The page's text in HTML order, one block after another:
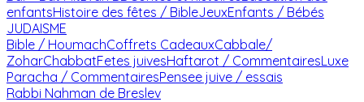
enfantsHistoire des fêtes / BibleJeuxEnfants / Bébés
JUDAISME
Bible / HoumachCoffrets CadeauxCabbale/
ZoharChabbatFetes juivesHaftarot / CommentairesLuxe
Paracha / CommentairesPensee juive / essais
Rabbi Nahman de Breslev